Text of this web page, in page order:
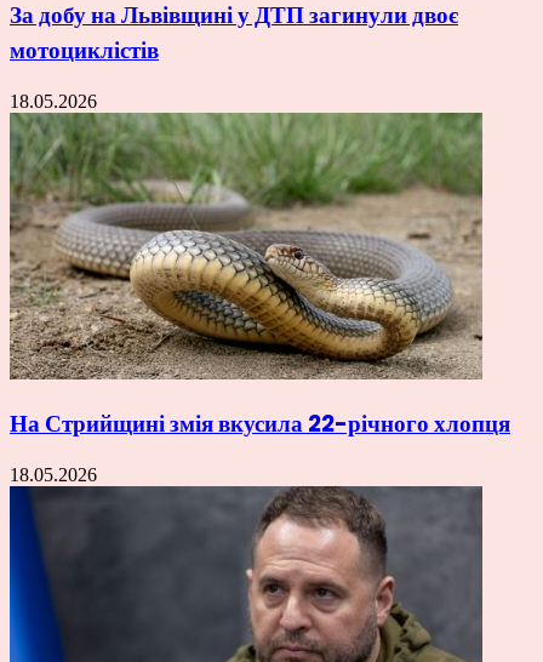
За добу на Львівщині у ДТП загинули двоє
мотоциклістів
18.05.2026
На Стрийщині змія вкусила 22-річного хлопця
18.05.2026